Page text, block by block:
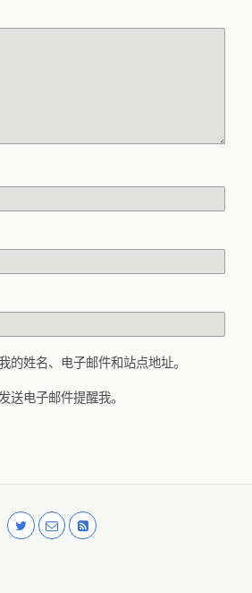
的姓名、电子邮件和站点地址。
送电子邮件提醒我。